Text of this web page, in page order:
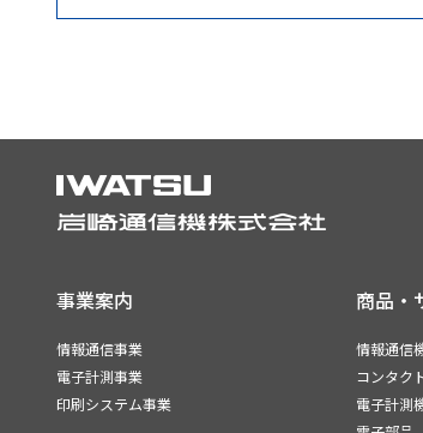
事業案内
情報通信事業
電子計測事業
印刷システム事業
商品・
情報通信
コンタク
電子計測